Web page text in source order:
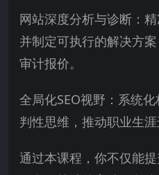
网站深度分析与诊断：精
并制定可执行的解决方
审计报价。
全局化SEO视野：系统
判性思维，推动职业生涯
通过本课程，你不仅能